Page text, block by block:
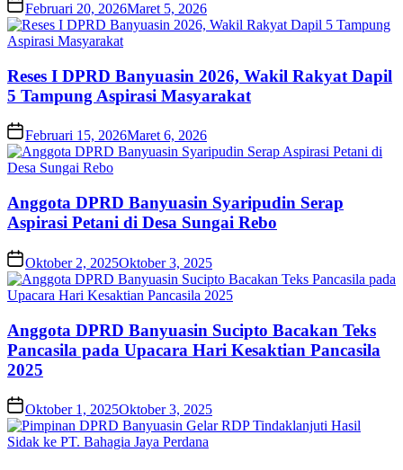
Februari 20, 2026Maret 5, 2026
Reses I DPRD Banyuasin 2026, Wakil Rakyat Dapil
5 Tampung Aspirasi Masyarakat
Februari 15, 2026Maret 6, 2026
Anggota DPRD Banyuasin Syaripudin Serap
Aspirasi Petani di Desa Sungai Rebo
Oktober 2, 2025Oktober 3, 2025
Anggota DPRD Banyuasin Sucipto Bacakan Teks
Pancasila pada Upacara Hari Kesaktian Pancasila
2025
Oktober 1, 2025Oktober 3, 2025